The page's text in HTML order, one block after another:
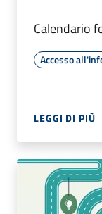
Calendario
Accesso
LEGGI DI PIÙ